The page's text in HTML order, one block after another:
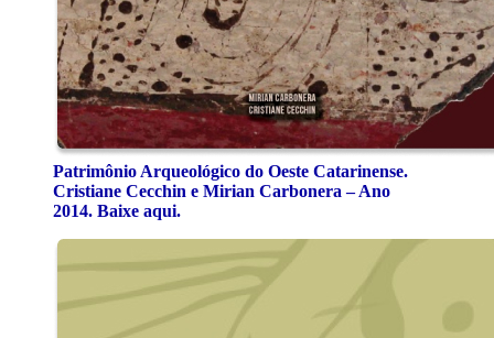
Patrimônio Arqueológico do Oeste Catarinense.
Cristiane Cecchin e Mirian Carbonera – Ano
2014. Baixe aqui.